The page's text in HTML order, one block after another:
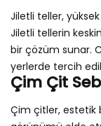
Jiletli teller,
Jiletli tellerin
bir çözüm sunar.
yerlerde tercih
Çim Çit
Çim çitler, estetik